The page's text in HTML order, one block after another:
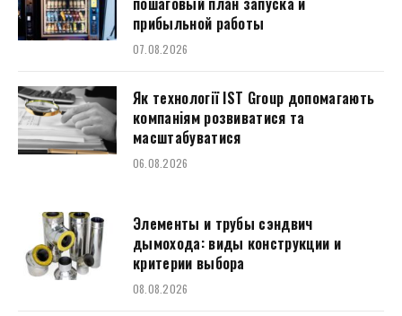
прибыльной работы
07.08.2026
Як технології IST Group допомагають
компаніям розвиватися та
масштабуватися
06.08.2026
Элементы и трубы сэндвич
дымохода: виды конструкции и
критерии выбора
08.08.2026